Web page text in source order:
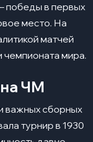
победы в первых
место. На
матчей
чемпионата мира.
ЧМ
важных сборных
турнир в 1930